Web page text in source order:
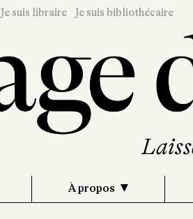
Je suis libraire Je suis bibliothécaire
À propos